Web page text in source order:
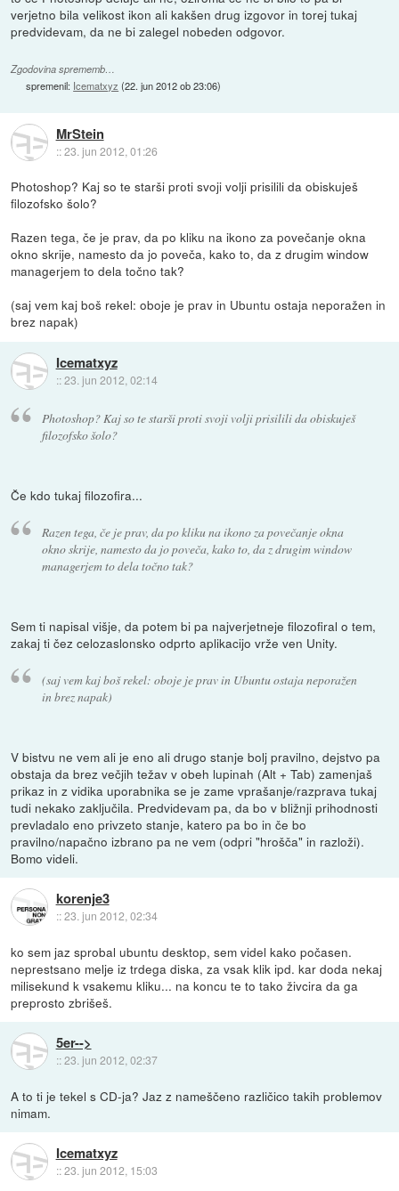
verjetno bila velikost ikon ali kakšen drug izgovor in torej tukaj
predvidevam, da ne bi zalegel nobeden odgovor.
Zgodovina sprememb…
spremenil: Icematxyz (22. jun 2012 ob 23:06)
MrStein
::23. jun 2012, 01:26
Photoshop? Kaj so te starši proti svoji volji prisilili da obiskuješ
filozofsko šolo?
Razen tega, če je prav, da po kliku na ikono za povečanje okna
okno skrije, namesto da jo poveča, kako to, da z drugim window
managerjem to dela točno tak?
(saj vem kaj boš rekel: oboje je prav in Ubuntu ostaja neporažen in
brez napak)
Icematxyz
::23. jun 2012, 02:14
Photoshop? Kaj so te starši proti svoji volji prisilili da obiskuješ
filozofsko šolo?
Če kdo tukaj filozofira...
Razen tega, če je prav, da po kliku na ikono za povečanje okna
okno skrije, namesto da jo poveča, kako to, da z drugim window
managerjem to dela točno tak?
Sem ti napisal višje, da potem bi pa najverjetneje filozofiral o tem,
zakaj ti čez celozaslonsko odprto aplikacijo vrže ven Unity.
(saj vem kaj boš rekel: oboje je prav in Ubuntu ostaja neporažen
in brez napak)
V bistvu ne vem ali je eno ali drugo stanje bolj pravilno, dejstvo pa
obstaja da brez večjih težav v obeh lupinah (Alt + Tab) zamenjaš
prikaz in z vidika uporabnika se je zame vprašanje/razprava tukaj
tudi nekako zaključila. Predvidevam pa, da bo v bližnji prihodnosti
prevladalo eno privzeto stanje, katero pa bo in če bo
pravilno/napačno izbrano pa ne vem (odpri "hrošča" in razloži).
Bomo videli.
korenje3
::23. jun 2012, 02:34
ko sem jaz sprobal ubuntu desktop, sem videl kako počasen.
neprestsano melje iz trdega diska, za vsak klik ipd. kar doda nekaj
milisekund k vsakemu kliku... na koncu te to tako živcira da ga
preprosto zbrišeš.
5er-->
::23. jun 2012, 02:37
A to ti je tekel s CD-ja? Jaz z nameščeno različico takih problemov
nimam.
Icematxyz
::23. jun 2012, 15:03